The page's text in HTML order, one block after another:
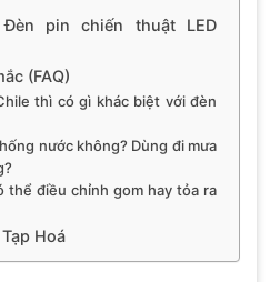
pin chiến thuật LED
(FAQ)
thì có gì khác biệt với đèn
nước không? Dùng đi mưa
thể điều chỉnh gom hay tỏa ra
Hoá